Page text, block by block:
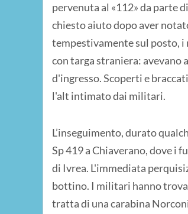
pervenuta al «112» da parte
chiesto aiuto dopo aver
tempestivamente sul posto,
con targa straniera: avevano
d'ingresso. Scoperti e
l'alt intimato dai militari.
L’inseguimento, durato
Sp 419 a Chiaverano, dove i
di Ivrea. L'immediata
bottino. I militari hanno
tratta di una carabina